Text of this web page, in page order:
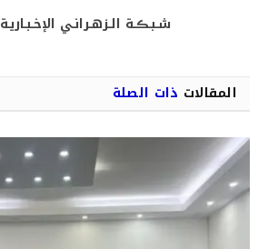
شـبـڪـة الـزهـرانـي الإخـبـاريـة
المقالات ذات الصلة